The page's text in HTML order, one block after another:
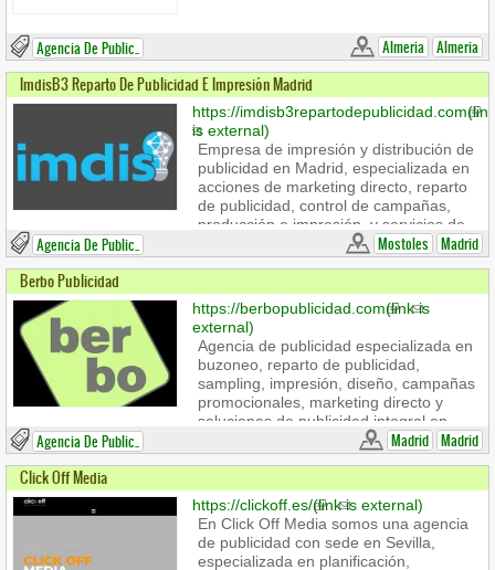
Almeria Almeria
Agencia De Public..
ImdisB3 Reparto De Publicidad E Impresión Madrid
https://imdisb3repartodepublicidad.com(link
is external)
Empresa de impresión y distribución de
publicidad en Madrid, especializada en
acciones de marketing directo, reparto
de publicidad, control de campañas,
producción e impresión, y servicios de
geolocalización para llegar al público
objetivo.
Business hours:
Lunes a viernes de 09:00 a 14:00 y de
17:00 a 20:00
Contact us
ImdisB3 Reparto de Publicidad e
Impresión Madrid
C. Unicornio, 43, 28938 Móstoles,
Phone: +34 635 31 85 03
sends e-mail)
Mostoles Madrid
Agencia De Public..
Berbo Publicidad
https://berbopublicidad.com(link is
external)
Agencia de publicidad especializada en
buzoneo, reparto de publicidad,
sampling, impresión, diseño, campañas
promocionales, marketing directo y
soluciones de publicidad integral en
Business hours:
Lunes a viernes de 09:00 a 14:00 y de
17:00 a 20:00
Contact us
Berbo Publicidad
Madrid Madrid
Agencia De Public..
Click Off Media
https://clickoff.es/(link is external)
En Click Off Media somos una agencia
de publicidad con sede en Sevilla,
especializada en planificación,